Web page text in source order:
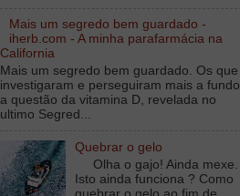
Mais um segredo bem guardado -
iherb.com - A minha parafarmácia na
California
Mais um segredo bem guardado. Os que
investigaram e perseguiram mais a fundo
a questão da vitamina D, revelada no
ultimo Segred...
Quebrar o gelo
Olha o gajo! Ainda mexe.
Isto ainda funciona ? Como